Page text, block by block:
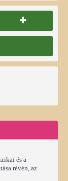
+
és a
révén, az